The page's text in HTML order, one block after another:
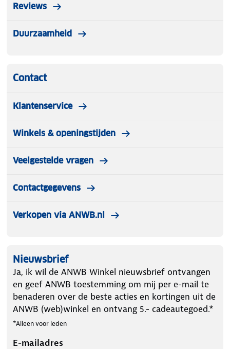
Reviews
Duurzaamheid
Contact
Klantenservice
Winkels & openingstijden
Veelgestelde vragen
Contactgegevens
Verkopen via ANWB.nl
Nieuwsbrief
Ja, ik wil de ANWB Winkel nieuwsbrief ontvangen
en geef ANWB toestemming om mij per e-mail te
benaderen over de beste acties en kortingen uit de
ANWB (web)winkel en ontvang 5.- cadeautegoed.*
*Alleen voor leden
E-mailadres